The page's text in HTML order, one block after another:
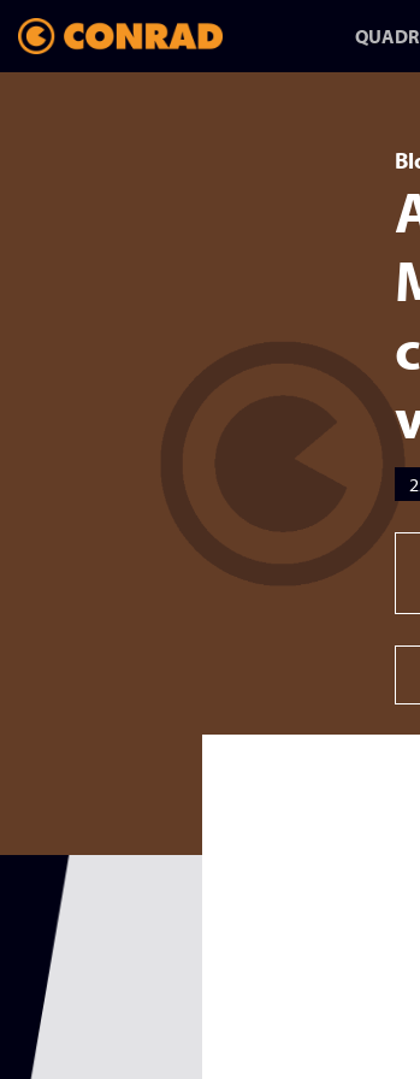
DE VIDA
HQ-REPORTAGEM DE
RAPHA PINHEIRO CHEGA
NA CONRAD